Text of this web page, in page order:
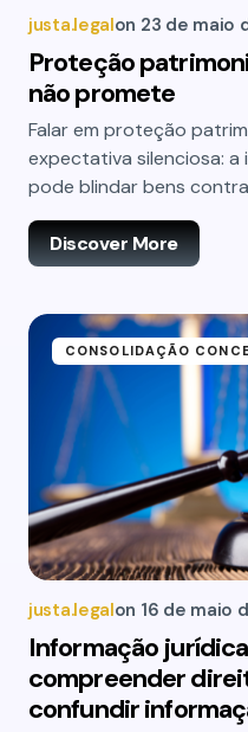
justa.legalon 23 de maio
Proteção
não promete
Falar em proteção
expectativa silenciosa: a
pode blindar bens
Discover More
CONSOLIDAÇÃO
justa.legalon 16 de maio
Informação
compreender
confundir